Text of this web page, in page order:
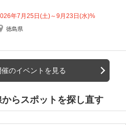
年7月25日(土)～9月23日(水)%
徳島県
のイベントを見る
らスポットを探し直す